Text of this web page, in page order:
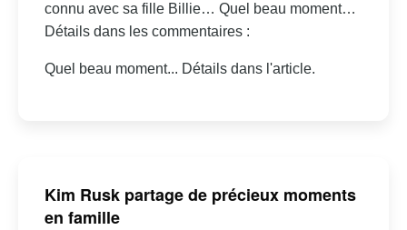
connu avec sa fille Billie… Quel beau moment…
Détails dans les commentaires :
Quel beau moment... Détails dans l'article.
Kim Rusk partage de précieux moments
en famille